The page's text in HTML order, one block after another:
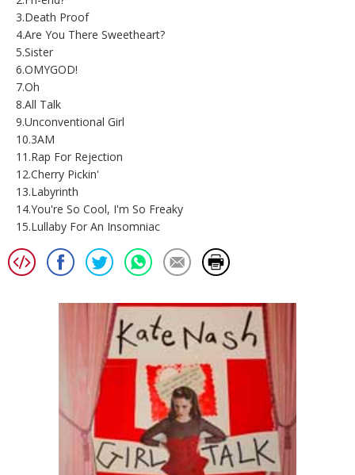
3.Death Proof
4.Are You There Sweetheart?
5.Sister
6.OMYGOD!
7.Oh
8.All Talk
9.Unconventional Girl
10.3AM
11.Rap For Rejection
12.Cherry Pickin'
13.Labyrinth
14.You're So Cool, I'm So Freaky
15.Lullaby For An Insomniac